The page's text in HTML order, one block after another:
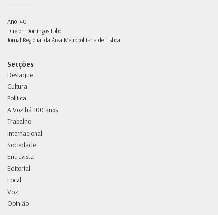
Ano 140
Diretor: Domingos Lobo
Jornal Regional da Área Metropolitana de Lisboa
Secções
Destaque
Cultura
Política
A Voz há 100 anos
Trabalho
Internacional
Sociedade
Entrevista
Editorial
Local
Voz
Opinião